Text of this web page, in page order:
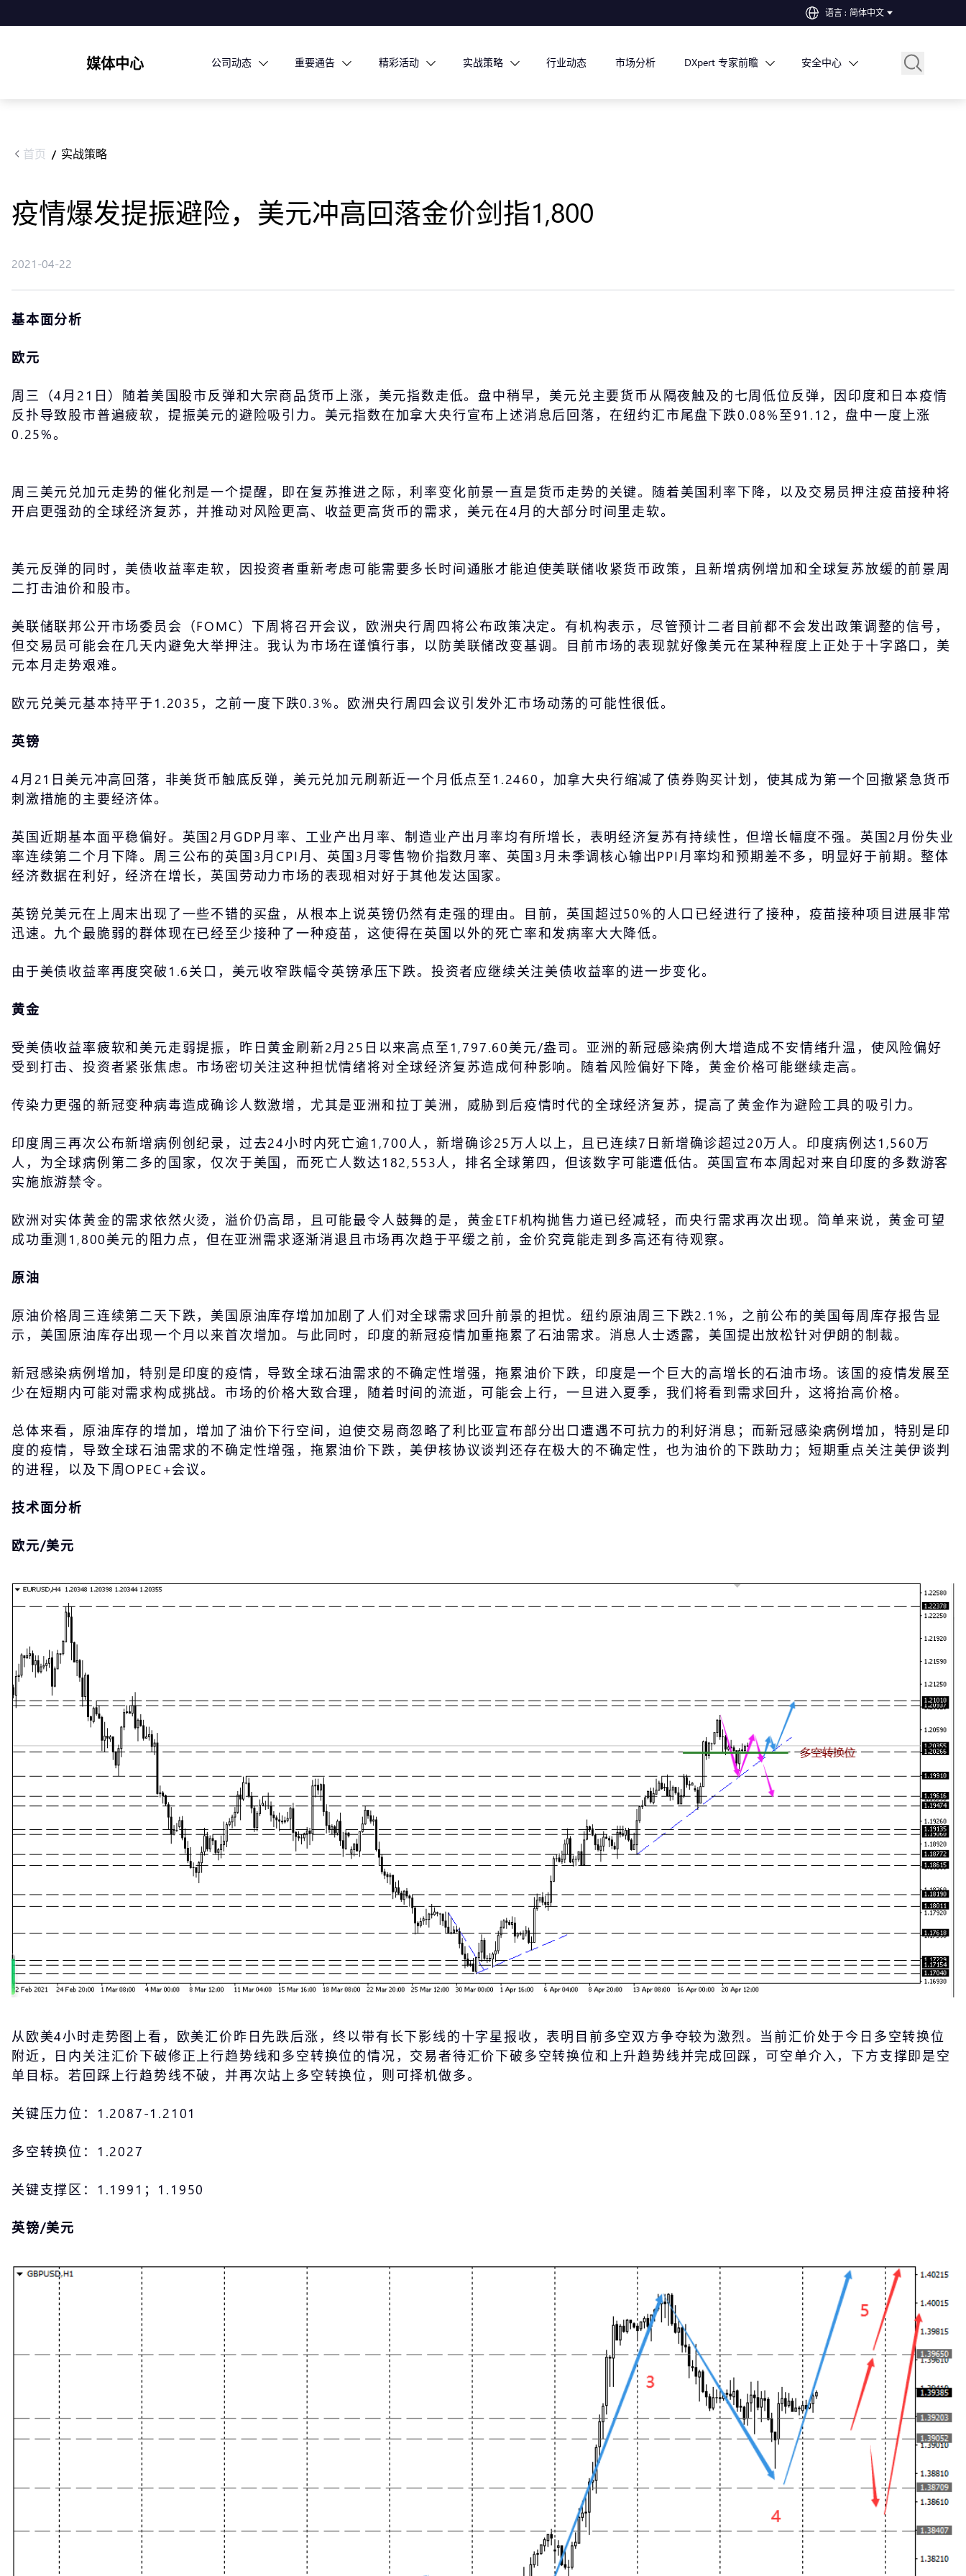
语言 : 简体中文
媒体中心 公司动态 重要通告 精彩活动 实战策略 行业动态 市场分析 DXpert 专家前瞻 安全中心
首页 / 实战策略
疫情爆发提振避险，美元冲高回落金价剑指1,800
2021-04-22
基本面分析
欧元
周三（4月21日）随着美国股市反弹和大宗商品货币上涨，美元指数走低。盘中稍早，美元兑主要货币从隔夜触及的七周低位反弹，因印度和日本疫情
反扑导致股市普遍疲软，提振美元的避险吸引力。美元指数在加拿大央行宣布上述消息后回落，在纽约汇市尾盘下跌0.08%至91.12，盘中一度上涨
0.25%。
周三美元兑加元走势的催化剂是一个提醒，即在复苏推进之际，利率变化前景一直是货币走势的关键。随着美国利率下降，以及交易员押注疫苗接种将
开启更强劲的全球经济复苏，并推动对风险更高、收益更高货币的需求，美元在4月的大部分时间里走软。
美元反弹的同时，美债收益率走软，因投资者重新考虑可能需要多长时间通胀才能迫使美联储收紧货币政策，且新增病例增加和全球复苏放缓的前景周
二打击油价和股市。
美联储联邦公开市场委员会（FOMC）下周将召开会议，欧洲央行周四将公布政策决定。有机构表示，尽管预计二者目前都不会发出政策调整的信号，
但交易员可能会在几天内避免大举押注。我认为市场在谨慎行事，以防美联储改变基调。目前市场的表现就好像美元在某种程度上正处于十字路口，美
元本月走势艰难。
欧元兑美元基本持平于1.2035，之前一度下跌0.3%。欧洲央行周四会议引发外汇市场动荡的可能性很低。
英镑
4月21日美元冲高回落，非美货币触底反弹，美元兑加元刷新近一个月低点至1.2460，加拿大央行缩减了债券购买计划，使其成为第一个回撤紧急货币
刺激措施的主要经济体。
英国近期基本面平稳偏好。英国2月GDP月率、工业产出月率、制造业产出月率均有所增长，表明经济复苏有持续性，但增长幅度不强。英国2月份失业
率连续第二个月下降。周三公布的英国3月CPI月、英国3月零售物价指数月率、英国3月未季调核心输出PPI月率均和预期差不多，明显好于前期。整体
经济数据在利好，经济在增长，英国劳动力市场的表现相对好于其他发达国家。
英镑兑美元在上周末出现了一些不错的买盘，从根本上说英镑仍然有走强的理由。目前，英国超过50%的人口已经进行了接种，疫苗接种项目进展非常
迅速。九个最脆弱的群体现在已经至少接种了一种疫苗，这使得在英国以外的死亡率和发病率大大降低。
由于美债收益率再度突破1.6关口，美元收窄跌幅令英镑承压下跌。投资者应继续关注美债收益率的进一步变化。
黄金
受美债收益率疲软和美元走弱提振，昨日黄金刷新2月25日以来高点至1,797.60美元/盎司。亚洲的新冠感染病例大增造成不安情绪升温，使风险偏好
受到打击、投资者紧张焦虑。市场密切关注这种担忧情绪将对全球经济复苏造成何种影响。随着风险偏好下降，黄金价格可能继续走高。
传染力更强的新冠变种病毒造成确诊人数激增，尤其是亚洲和拉丁美洲，威胁到后疫情时代的全球经济复苏，提高了黄金作为避险工具的吸引力。
印度周三再次公布新增病例创纪录，过去24小时内死亡逾1,700人，新增确诊25万人以上，且已连续7日新增确诊超过20万人。印度病例达1,560万
人，为全球病例第二多的国家，仅次于美国，而死亡人数达182,553人，排名全球第四，但该数字可能遭低估。英国宣布本周起对来自印度的多数游客
实施旅游禁令。
欧洲对实体黄金的需求依然火烫，溢价仍高昂，且可能最令人鼓舞的是，黄金ETF机构抛售力道已经减轻，而央行需求再次出现。简单来说，黄金可望
成功重测1,800美元的阻力点，但在亚洲需求逐渐消退且市场再次趋于平缓之前，金价究竟能走到多高还有待观察。
原油
原油价格周三连续第二天下跌，美国原油库存增加加剧了人们对全球需求回升前景的担忧。纽约原油周三下跌2.1%，之前公布的美国每周库存报告显
示，美国原油库存出现一个月以来首次增加。与此同时，印度的新冠疫情加重拖累了石油需求。消息人士透露，美国提出放松针对伊朗的制裁。
新冠感染病例增加，特别是印度的疫情，导致全球石油需求的不确定性增强，拖累油价下跌，印度是一个巨大的高增长的石油市场。该国的疫情发展至
少在短期内可能对需求构成挑战。市场的价格大致合理，随着时间的流逝，可能会上行，一旦进入夏季，我们将看到需求回升，这将抬高价格。
总体来看，原油库存的增加，增加了油价下行空间，迫使交易商忽略了利比亚宣布部分出口遭遇不可抗力的利好消息；而新冠感染病例增加，特别是印
度的疫情，导致全球石油需求的不确定性增强，拖累油价下跌，美伊核协议谈判还存在极大的不确定性，也为油价的下跌助力；短期重点关注美伊谈判
的进程，以及下周OPEC+会议。
技术面分析
欧元/美元
从欧美4小时走势图上看，欧美汇价昨日先跌后涨，终以带有长下影线的十字星报收，表明目前多空双方争夺较为激烈。当前汇价处于今日多空转换位
附近，日内关注汇价下破修正上行趋势线和多空转换位的情况，交易者待汇价下破多空转换位和上升趋势线并完成回踩，可空单介入，下方支撑即是空
单目标。若回踩上行趋势线不破，并再次站上多空转换位，则可择机做多。
关键压力位：1.2087-1.2101
多空转换位：1.2027
关键支撑区：1.1991；1.1950
英镑/美元